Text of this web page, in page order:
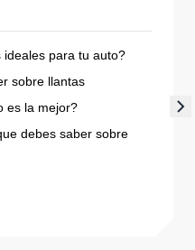
para tu auto?
sobre llantas
es la mejor?
debes saber sobre